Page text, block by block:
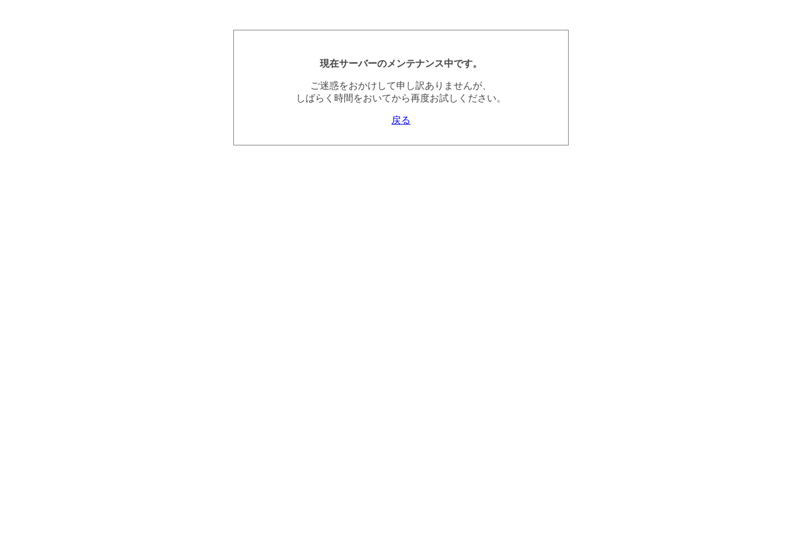
現在サーバーのメンテナンス中です。
ご迷惑をおかけして申し訳ありませんが、
しばらく時間をおいてから再度お試しください。
戻る